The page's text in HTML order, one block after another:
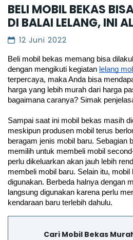
BELI MOBIL BEKAS
DI BALAI LELANG, INI
12 Juni 2022
Beli mobil bekas memang bisa
dengan mengikuti kegiatan lelang
terpercaya, maka Anda bisa
harga yang lebih murah dari harga
bagaimana caranya? Simak
Sampai saat ini mobil bekas masih
meskipun produsen mobil terus
beragam jenis mobil baru. Sebagian
memilih untuk membeli mobil
perlu dikeluarkan akan jauh lebih
membeli mobil baru. Selain itu,
digunakan. Berbeda halnya dengan
langsung digunakan karena perlu
kendaraan baru terlebih dahulu.
Cari Mobil Bekas